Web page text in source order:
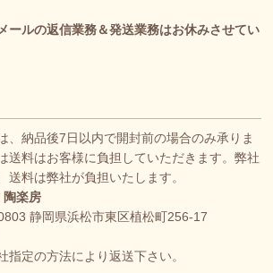
ールの返信業務＆発送業務はお休みさせてい
、納品後7日以内で開封前の場合のみ承りま
送料はお客様に負担していただきます。弊社
送料は弊社が負担いたします。
陶楽房
静岡県浜松市東区植松町256-17
定の方法により返送下さい。